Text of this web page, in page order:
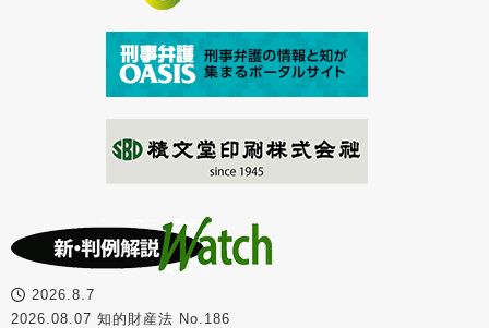
2026.8.7
2026.08.07 知的財産法 No.186